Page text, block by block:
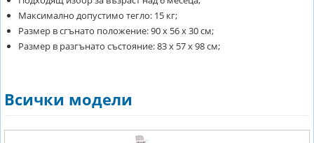
Максимално допустимо тегло: 15 кг;
Размер в сгънато положение: 90 х 56 х 30 см;
Размер в разгънато състояние: 83 х 57 х 98 см;
Всички модели